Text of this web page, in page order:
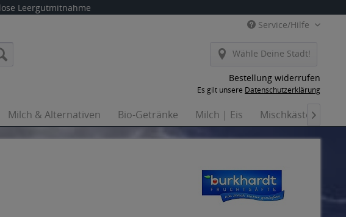
Leergutmitnahme
Service/Hilfe
Wähle Deine Stadt!
Bestellung widerrufen
Es gilt unsere Datenschutzerklärung
Milch & Alternativen Bio-Getränke Milch | Eis Mischkästen
